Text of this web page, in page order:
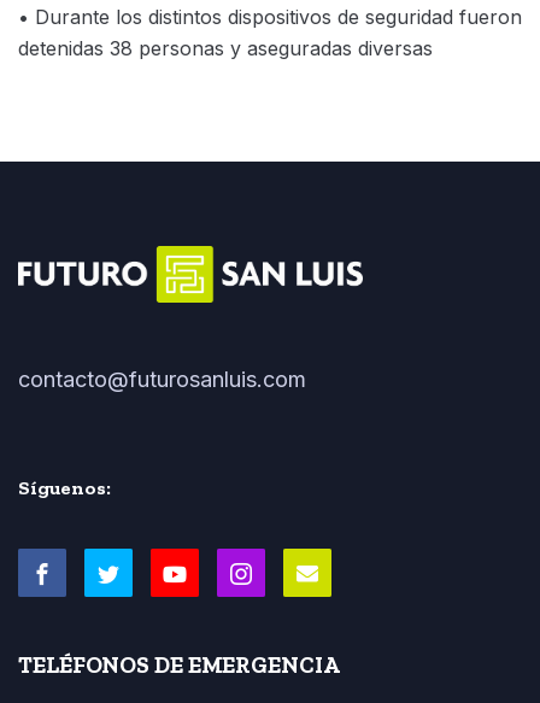
• Durante los distintos dispositivos de seguridad fueron
detenidas 38 personas y aseguradas diversas
contacto@futurosanluis.com
Síguenos:
TELÉFONOS DE EMERGENCIA